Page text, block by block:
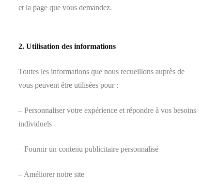
et la page que vous demandez.
2. Utilisation des informations
Toutes les informations que nous recueillons auprès de
vous peuvent être utilisées pour :
– Personnaliser votre expérience et répondre à vos besoins
individuels
– Fournir un contenu publicitaire personnalisé
– Améliorer notre site